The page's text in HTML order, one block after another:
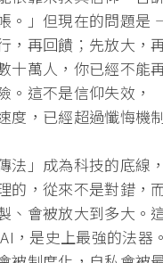
。」但現在的問題是
，再回饋；先放大，
十萬人，你已經不能
。這不是信仰失效，
度，已經超過懺悔機
法」成為科技的底線
的，從來不是對錯，
、會被放大到多大。
，是史上最強的法器